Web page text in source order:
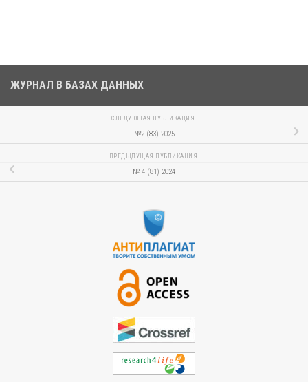
ЖУРНАЛ В БАЗАХ ДАННЫХ
СЛЕДУЮЩАЯ ПУБЛИКАЦИЯ
№2 (83) 2025
ПРЕДЫДУЩАЯ ПУБЛИКАЦИЯ
№ 4 (81) 2024